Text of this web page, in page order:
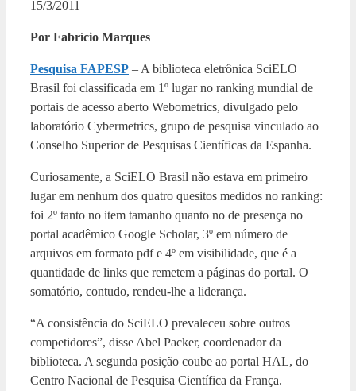
15/3/2011
Por Fabrício Marques
Pesquisa FAPESP – A biblioteca eletrônica SciELO
Brasil foi classificada em 1º lugar no ranking mundial de
portais de acesso aberto Webometrics, divulgado pelo
laboratório Cybermetrics, grupo de pesquisa vinculado ao
Conselho Superior de Pesquisas Científicas da Espanha.
Curiosamente, a SciELO Brasil não estava em primeiro
lugar em nenhum dos quatro quesitos medidos no ranking:
foi 2º tanto no item tamanho quanto no de presença no
portal acadêmico Google Scholar, 3º em número de
arquivos em formato pdf e 4º em visibilidade, que é a
quantidade de links que remetem a páginas do portal. O
somatório, contudo, rendeu-lhe a liderança.
“A consistência do SciELO prevaleceu sobre outros
competidores”, disse Abel Packer, coordenador da
biblioteca. A segunda posição coube ao portal HAL, do
Centro Nacional de Pesquisa Científica da França.